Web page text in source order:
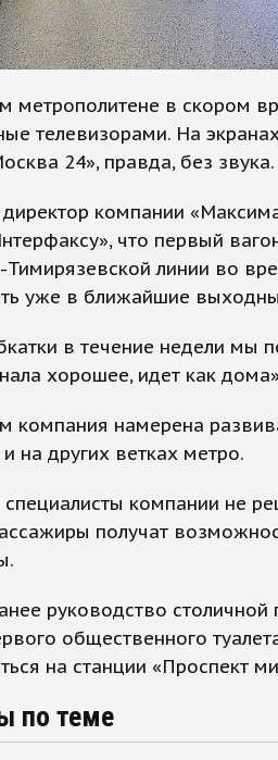
метрополитене в скором
телевизорами. На
24», правда, без звука.
директор компании
что первый
Тимирязевской линии во
уже в ближайшие
в течение недели мы
хорошее, идет как
компания намерена
на других ветках метро.
компании не
получат
руководство столичной
общественного
на станции «Проспект
по теме